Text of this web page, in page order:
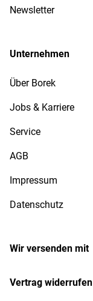
Newsletter
Unternehmen
Über Borek
Jobs & Karriere
Service
AGB
Impressum
Datenschutz
Wir versenden mit
Vertrag widerrufen